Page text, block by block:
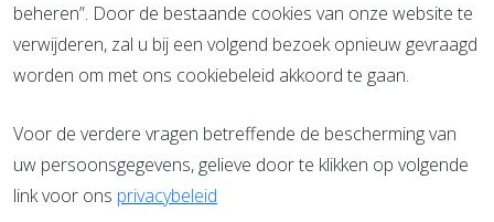
beheren”. Door de bestaande cookies van onze website te
verwijderen, zal u bij een volgend bezoek opnieuw gevraagd
worden om met ons cookiebeleid akkoord te gaan.
Voor de verdere vragen betreffende de bescherming van
uw persoonsgegevens, gelieve door te klikken op volgende
link voor ons privacybeleid